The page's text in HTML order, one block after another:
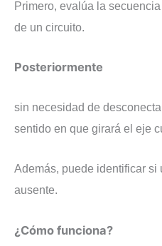
Primero, evalúa la
de un circuito.
Posteriormente
sin necesidad de
sentido en que girará el eje
Además, puede identificar si
ausente.
​¿Cómo funciona?